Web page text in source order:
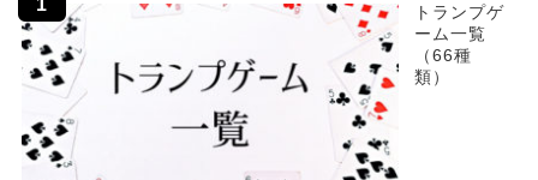
トランプゲ
ーム一覧
（66種
類）